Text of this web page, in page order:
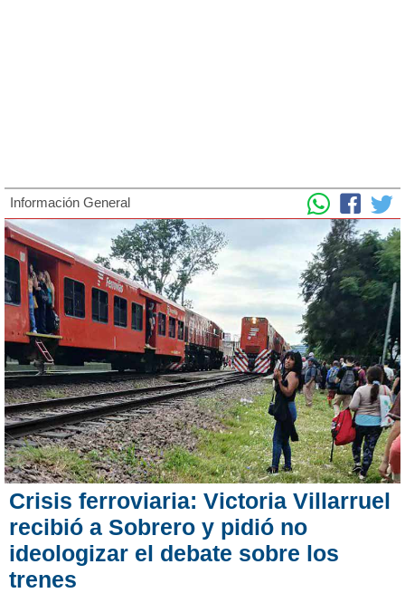
Información General
Crisis ferroviaria: Victoria Villarruel
recibió a Sobrero y pidió no
ideologizar el debate sobre los
trenes